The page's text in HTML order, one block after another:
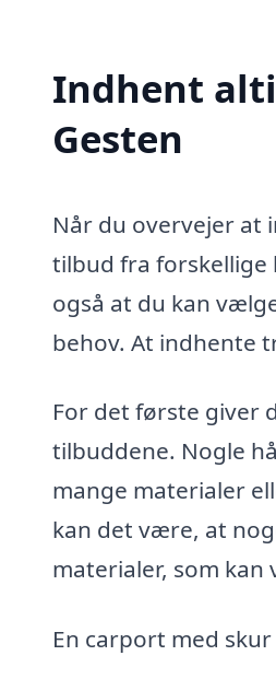
Indhent
Gesten
Når du overvejer at
tilbud fra forskellige
også at du kan
behov. At indhente
For det første giver
tilbuddene. Nogle
mange materialer
kan det være, at
materialer, som
En carport med